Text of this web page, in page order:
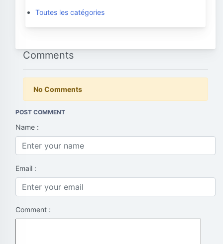
Toutes les catégories
Comments
No Comments
POST COMMENT
Name :
Email :
Comment :